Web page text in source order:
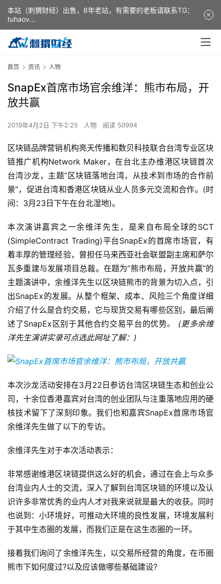
首页 资讯 人物
SnapEx首席市场官余维洋：熊市布局，开
放共赢
2019年4月2日 下午2:25 人物 阅读 50994
区块链品牌营销机构亮天传播和数贝科技联合台湾专业区块
链推广机构Network Maker，在台北主办维港区块链首次
台湾沙龙，主题“区块链落地台湾，从技术到市场的合作前
景”，促进台湾和香港区块链从业人员多元交流和合作。(时
间：3月23日下午在台北湿地)。
本次演讲嘉宾之一余维洋先生，是来自布局全球的SCT
(SimpleContract Trading)平台SnapEx的首席市场官，有
着丰厚的管理经验，曾担任马来西亚社会联盟副主席和萨尔
瓦多重建与发展项目总裁。在题为“熊市布局，开放共赢”的
主题演讲中，余维洋先生以区块链熊市的背景为切入点，引
出SnapEx的发展。从整个框架、成本、风险三个角度详细
介绍了什么是合约交易，它与现货交易有哪些区别，最后阐
述了SnapEx区别于其他合约交易平台的优势。 (更多余维
洋先生演讲实录可点选此网址了解： )
本次沙龙活动安排在3月22日参访台湾区块链生态和创业公
司，十余位香港嘉宾对台湾的创业团队与注重落地应用的硬
核技术留下了深刻印象。我们也和嘉宾SnapEx首席市场官
余维洋先生做了以下的专访。
余维洋先生对于本次活动表示：
非常感谢维港区块链提供这么好的机会，通过在会上与众多
台湾业内人士的交流，深入了解到台湾区块链的环境以及认
识许多非常优秀的业内人才对我来说就是最大的收获。同时
也说到：小环境好，可推动大环境的良性发展，环境发展利
于其中生态圈的发展，而我们正是在这生态圈的一环。
接着我们询问了余维洋先生，以交易所经营的角度，在币圈
熊市下如何度过?以及应该做哪些基础建设?
本站（刺猬财经）出售，8年老站，有需要的老板请联系TG：
tuhaov
This website (ciweicaijing) is for sale. It is a 8-year-old
website. If you need it, please contact TG: tuhaov